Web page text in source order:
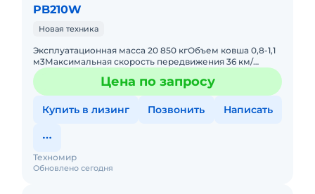
PB210W
Новая техника
Эксплуатационная масса 20 850 кгОбъем ковша 0,8-1,1
м3Максимальная скорость передвижения 36 км/
чМаксимальная скорость вращения 13 об/мин Длина
стрелы 5 600 ммДлЦена по запросу
Купить в лизинг Позвонить Написать
Обновлено сегодня
Техномир